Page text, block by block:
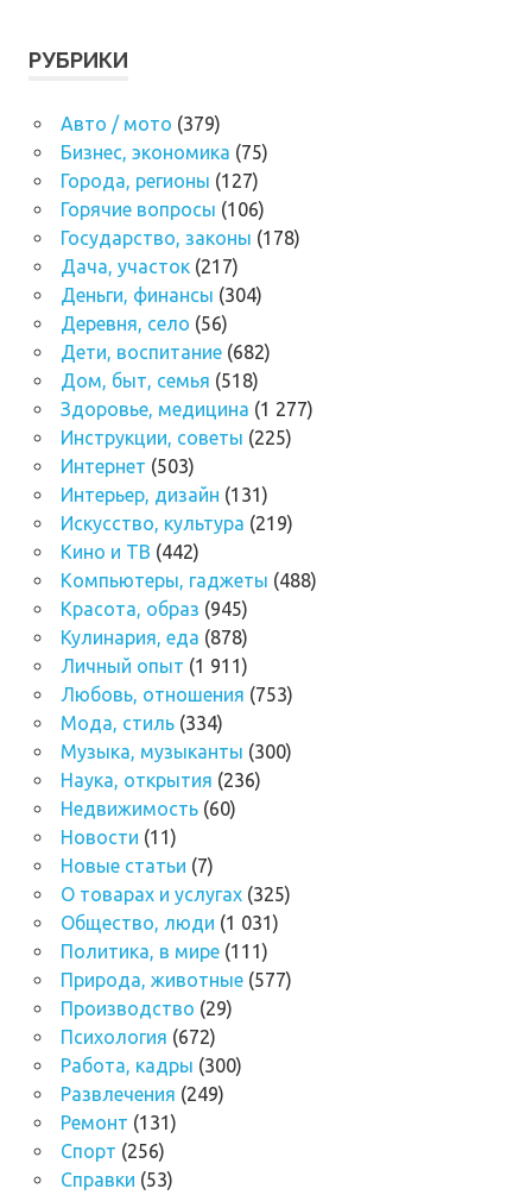
РУБРИКИ
Авто / мото (379)
Бизнес, экономика (75)
Города, регионы (127)
Горячие вопросы (106)
Государство, законы (178)
Дача, участок(217)
Деньги, финансы (304)
Деревня, село (56)
Дети, воспитание(682)
Дом, быт, семья (518)
Здоровье, медицина (1 277)
Инструкции, советы (225)
Интернет (503)
Интерьер, дизайн (131)
Искусство, культура (219)
Кино и ТВ (442)
Компьютеры, гаджеты (488)
Красота, образ (945)
Кулинария, еда (878)
Личный опыт (1 911)
Любовь, отношения (753)
Мода, стиль(334)
Музыка, музыканты (300)
Наука, открытия (236)
Недвижимость(60)
Новости (11)
Новые статьи (7)
О товарах и услугах(325)
Общество, люди (1 031)
Политика, в мире(111)
Природа, животные(577)
Производство (29)
Психология (672)
Работа, кадры (300)
Развлечения (249)
Ремонт (131)
Спорт (256)
Справки (53)